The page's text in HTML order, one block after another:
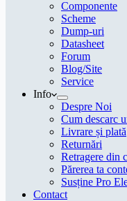
Componente
Scheme
Dump-uri
Datasheet
Forum
Blog/Site
Service
Info
Despre Noi
Cum descarc
Livrare și plată
Returnări
Retragere din
Părerea ta
Susține Pro
Contact